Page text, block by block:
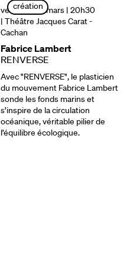
création
vendredi 28 mars | 20h30
| Théâtre Jacques Carat -
Cachan
Fabrice Lambert
RENVERSE
Avec "RENVERSE", le plasticien
du mouvement Fabrice Lambert
sonde les fonds marins et
s’inspire de la circulation
océanique, véritable pilier de
l’équilibre écologique.